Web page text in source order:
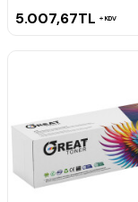
5.007,67TL KDV